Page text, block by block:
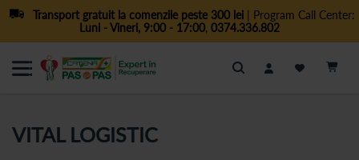
Transport gratuit la comenzile peste 300 lei| Program Call Center:
Luni - Vineri, 9:00 - 17:00, 0374.336.802
Cautare
VITAL LOGISTIC